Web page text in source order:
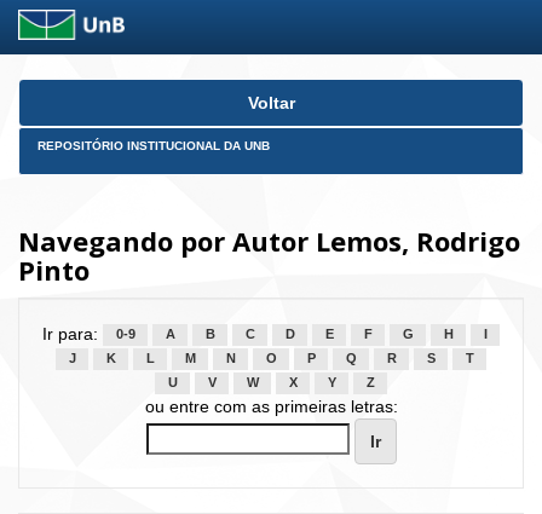
Skip
Voltar
REPOSITÓRIO INSTITUCIONAL DA UNB
Navegando por Autor Lemos, Rodrigo
Pinto
Ir para: 0-9 A B C D E F G H
J
K L M N O P Q R S
T
U
V W X Y Z
ou entre com as primeiras letras: